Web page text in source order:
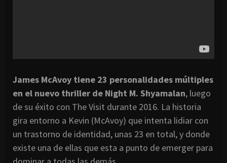
James McAvoy tiene 23 personalidades múltiples
en el nuevo thriller de Night M. Shyamalan, luego
de su éxito con The Visit durante 2016. La historia
gira entorno a Kevin (McAvoy) que intenta lidiar con
un trastorno de identidad, unas 23 en total, y donde
existe una de ellas que esta a punto de emerger para